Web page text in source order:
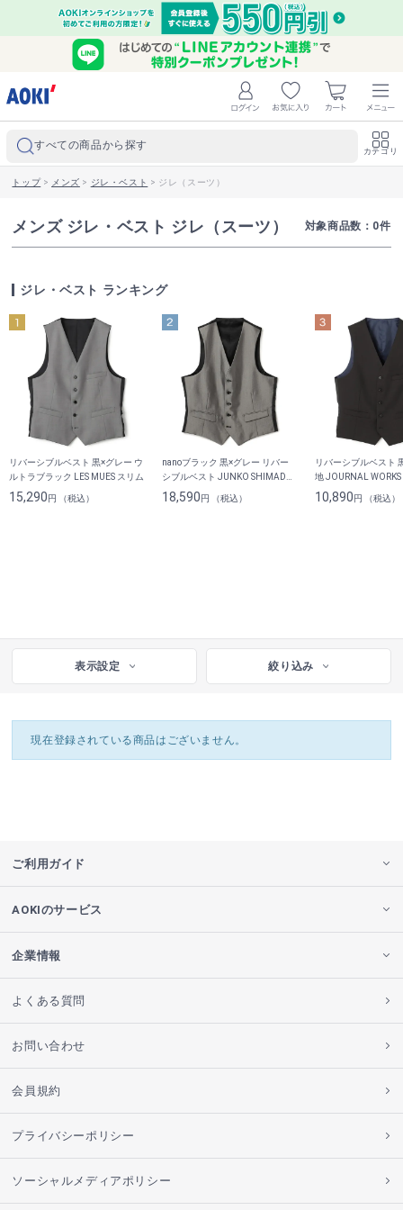
すべての商品から探す カテゴリ
トップ> メンズ > ジレ・ベスト > ジレ（スーツ）
メンズ ジレ・ベスト ジレ（スーツ） 対象商品数： 0件
ジレ・ベスト ランキング
リバーシブルベスト 黒×グレー ウ
ルトラブラック LES MUES スリム
15,290円 （税込）
nanoブラック 黒×グレー リバー
シブルベスト JUNKO SHIMADA
JS homme
18,590円 （税込）
リバーシブルベスト
地 JOURNAL
スーツあり
10,890円 （税込）
表示設定 絞り込み
現在登録されている商品はございません。
ご利用ガイド
AOKIのサービス
企業情報
よくある質問
お問い合わせ
会員規約
プライバシーポリシー
ソーシャルメディアポリシー